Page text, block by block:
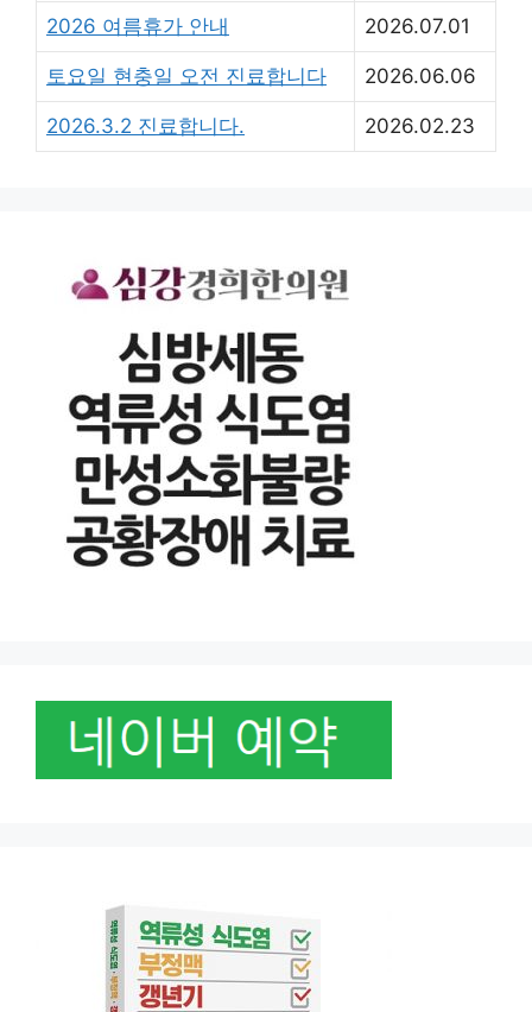
2026 여름휴가 안내 2026.07.01
토요일 현충일 오전 진료합니다 2026.06.06
2026.3.2 진료합니다. 2026.02.23